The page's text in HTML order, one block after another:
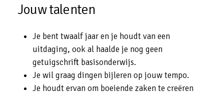
Jouwtalenten
Je bent twaalf jaar en je houdt van een
uitdaging, ook al haalde je nog geen
getuigschrift basisonderwijs.
Je wil graag dingen bijleren op jouw tempo.
Je houdt ervan om boeiende zaken te creëren